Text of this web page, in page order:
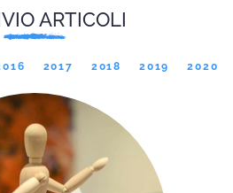
ARTICOLI
2017 2018 2019 2020